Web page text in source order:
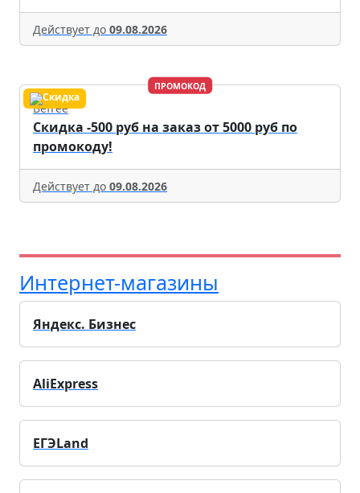
Действует до 09.08.2026
ПРОМОКОД
Befree
Скидка -500 руб на заказ от 5000 руб по
промокоду!
Действует до 09.08.2026
Интернет-магазины
Яндекс. Бизнес
AliExpress
ЕГЭLand